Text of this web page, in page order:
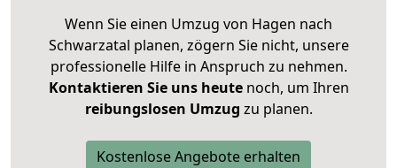
Wenn Sie einen Umzug von Hagen nach
Schwarzatal planen, zögern Sie nicht, unsere
professionelle Hilfe in Anspruch zu nehmen.
Kontaktieren Sie uns heutenoch, um Ihren
reibungslosen Umzug zu planen.
Kostenlose Angebote erhalten